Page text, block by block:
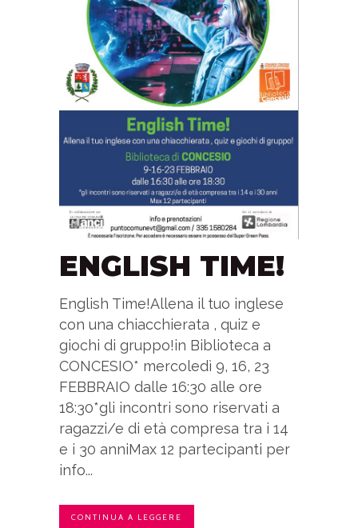
ENGLISH TIME!
English Time!Allena il tuo inglese
con una chiacchierata , quiz e
giochi di gruppo!in Biblioteca a
CONCESIO* mercoledì 9, 16, 23
FEBBRAIO dalle 16:30 alle ore
18:30*gli incontri sono riservati a
ragazzi/e di età compresa tra i 14
e i 30 anniMax 12 partecipanti per
info...
CONTINUA A LEGGERE